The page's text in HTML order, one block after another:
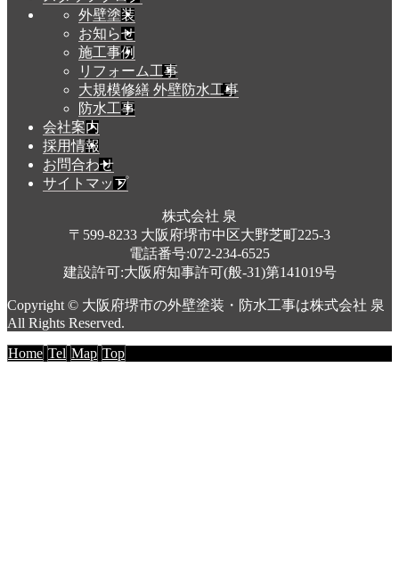
外壁塗装
お知らせ
施工事例
リフォーム工事
大規模修繕 外壁防水工事
防水工事
会社案内
採用情報
お問合わせ
サイトマップ
株式会社 泉
〒599-8233 大阪府堺市中区大野芝町225-3
電話番号:072-234-6525
建設許可:大阪府知事許可(般-31)第141019号
Copyright © 大阪府堺市の外壁塗装・防水工事は株式会社 泉
All Rights Reserved.
Home Tel Map Top